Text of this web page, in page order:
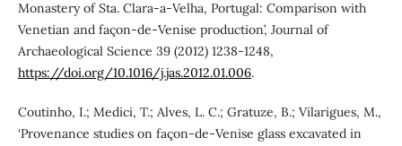
Monastery of Sta. Clara-a-Velha, Portugal: Comparison with
Venetian and façon-de-Venise production’, Journal of
Archaeological Science 39 (2012) 1238-1248,
https://doi.org/10.1016/j.jas.2012.01.006.
Coutinho, I.; Medici, T.; Alves, L. C.; Gratuze, B.; Vilarigues, M.,
‘Provenance studies on façon-de-Venise glass excavated in